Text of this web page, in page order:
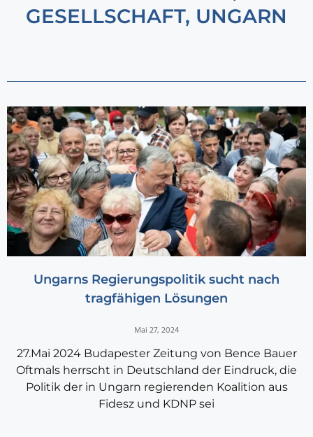
GESELLSCHAFT, UNGARN
Ungarns Regierungspolitik sucht nach
tragfähigen Lösungen
Mai 27, 2024
27.Mai 2024 Budapester Zeitung von Bence Bauer
Oftmals herrscht in Deutschland der Eindruck, die
Politik der in Ungarn regierenden Koalition aus
Fidesz und KDNP sei